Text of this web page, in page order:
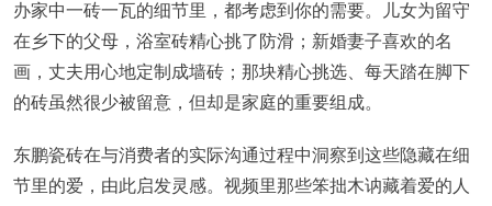
办家中一砖一瓦的细节里，都考虑到你的需要。儿女为留守
在乡下的父母，浴室砖精心挑了防滑；新婚妻子喜欢的名
画，丈夫用心地定制成墙砖；那块精心挑选、每天踏在脚下
的砖虽然很少被留意，但却是家庭的重要组成。
东鹏瓷砖在与消费者的实际沟通过程中洞察到这些隐藏在细
节里的爱，由此启发灵感。视频里那些笨拙木讷藏着爱的人